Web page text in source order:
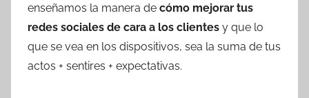
enseñamos la manera de cómo mejorar tus
redes sociales de cara a los clientes y que lo
que se vea en los dispositivos, sea la suma de tus
actos + sentires + expectativas.